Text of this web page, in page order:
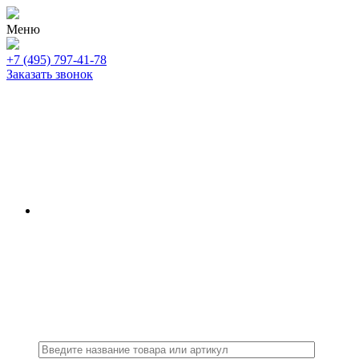
Меню
+7 (495) 797-41-78
Заказать звонок